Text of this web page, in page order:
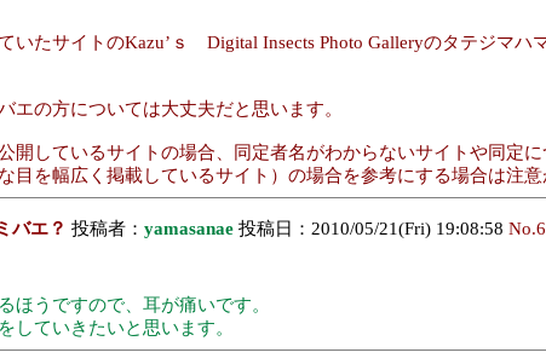
いたサイトのKazu’ｓ Digital Insects Photo Galleryのタテジマ
エの方については大丈夫だと思います。
開しているサイトの場合、同定者名がわからないサイトや同定
目を幅広く掲載しているサイト）の場合を参考にする場合は注意
バエ？ 投稿者： yamasanae投稿日：2010/05/21(Fri) 19:08:58
ほうですので、耳が痛いです。
していきたいと思います。